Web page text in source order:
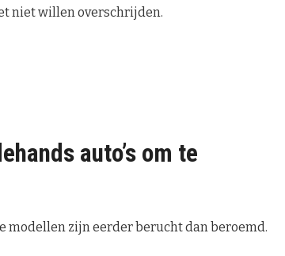
niet willen overschrijden.
auto’s om te
modellen zijn eerder berucht dan beroemd.